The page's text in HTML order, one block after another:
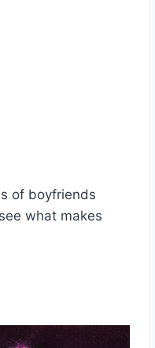
of boyfriends
what makes